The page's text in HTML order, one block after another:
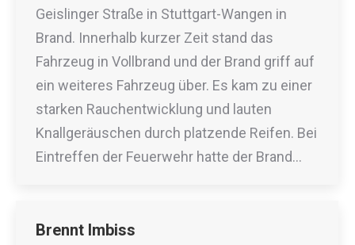
Geislinger Straße in Stuttgart-Wangen in
Brand. Innerhalb kurzer Zeit stand das
Fahrzeug in Vollbrand und der Brand griff auf
ein weiteres Fahrzeug über. Es kam zu einer
starken Rauchentwicklung und lauten
Knallgeräuschen durch platzende Reifen. Bei
Eintreffen der Feuerwehr hatte der Brand…
Brennt Imbiss